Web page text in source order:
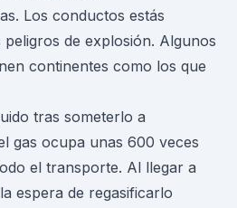
Los conductos estás
de explosión. Algunos
continentes como los que
tras someterlo a
gas ocupa unas 600 veces
el transporte. Al llegar a
espera de regasificarlo